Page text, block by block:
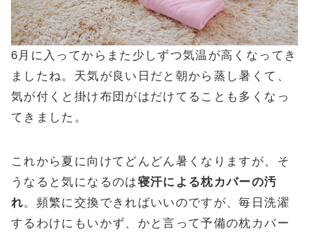
6月に入ってからまた少しずつ気温が高くなってき
ましたね。天気が良い日だと朝から蒸し暑くて、
気が付くと掛け布団がはだけてることも多くなっ
てきました。
これから夏に向けてどんどん暑くなりますが、そ
うなると気になるのは寝汗による枕カバーの汚
れ。頻繁に交換できればいいのですが、毎日洗濯
するわけにもいかず、かと言って予備の枕カバー